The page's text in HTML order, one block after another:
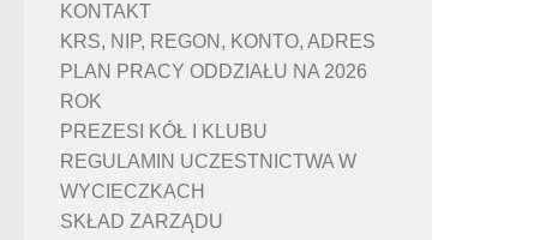
KONTAKT
KRS, NIP, REGON, KONTO, ADRES
PLAN PRACY ODDZIAŁU NA 2026
ROK
PREZESI KÓŁ I KLUBU
REGULAMIN UCZESTNICTWA W
WYCIECZKACH
SKŁAD ZARZĄDU